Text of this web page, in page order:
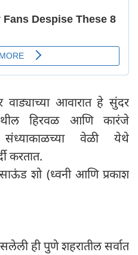
वाड्याच्या आवारात हे सुंदर
हिरवळ आणि कारंजे
संध्याकाळच्या वेळी येथे
करतात.
शो (ध्वनी आणि प्रकाश
ही पुणे शहरातील सर्वात